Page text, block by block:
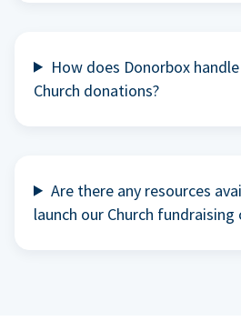
How does Donorbox
Church donations?
Are there any resources
launch our Church fundraising